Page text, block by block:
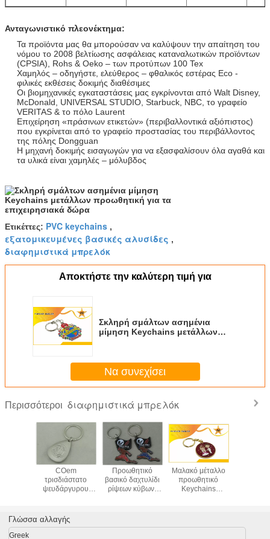
Ανταγωνιστικό πλεονέκτημα:
Τα προϊόντα μας θα μπορούσαν να καλύψουν την απαίτηση του
νόμου το 2008 βελτίωσης ασφάλειας καταναλωτικών προϊόντων
(CPSIA), Rohs & Oeko – των προτύπων 100 Tex
Χαμηλός – οδηγήστε, ελεύθερος – φθαλικός εστέρας Eco -
φιλικές εκθέσεις δοκιμής διαθέσιμες
Οι βιομηχανικές εγκαταστάσεις μας εγκρίνονται από Walt Disney,
McDonald, UNIVERSAL STUDIO, Starbuck, NBC, το γραφείο
VERITAS & το πόλο Laurent
Επιχείρηση «πράσινων ετικετών» (περιβαλλοντικά αξιόπιστος)
που εγκρίνεται από το γραφείο προστασίας του περιβάλλοντος
της πόλης Dongguan
Η μηχανή δοκιμής εισαγωγών για να εξασφαλίσουν όλα αγαθά και
τα υλικά είναι χαμηλές – μόλυβδος
Ετικέττες: PVC keychains ,
εξατομικευμένες βασικές αλυσίδες ,
διαφημιστικά μπρελόκ
Αποκτήστε την καλύτερη τιμή για
Σκληρή σμάλτων ασημένια
μίμηση Keychains μετάλλων
Να συνεχίσει
Περισσότεροι διαφημιστικά μπρελόκ
για
COem
τρισδιάστατο
ψευδάργυρου
Misty κραμάτων
προωθητικό
Προωθητικό
βασικό δαχτυλίδι
ρίψεων κύβων,
ψευδάργυρου
Μαλακό μέταλλο
προωθητικό
Keychains
Γλώσσα αλλαγής
Greek